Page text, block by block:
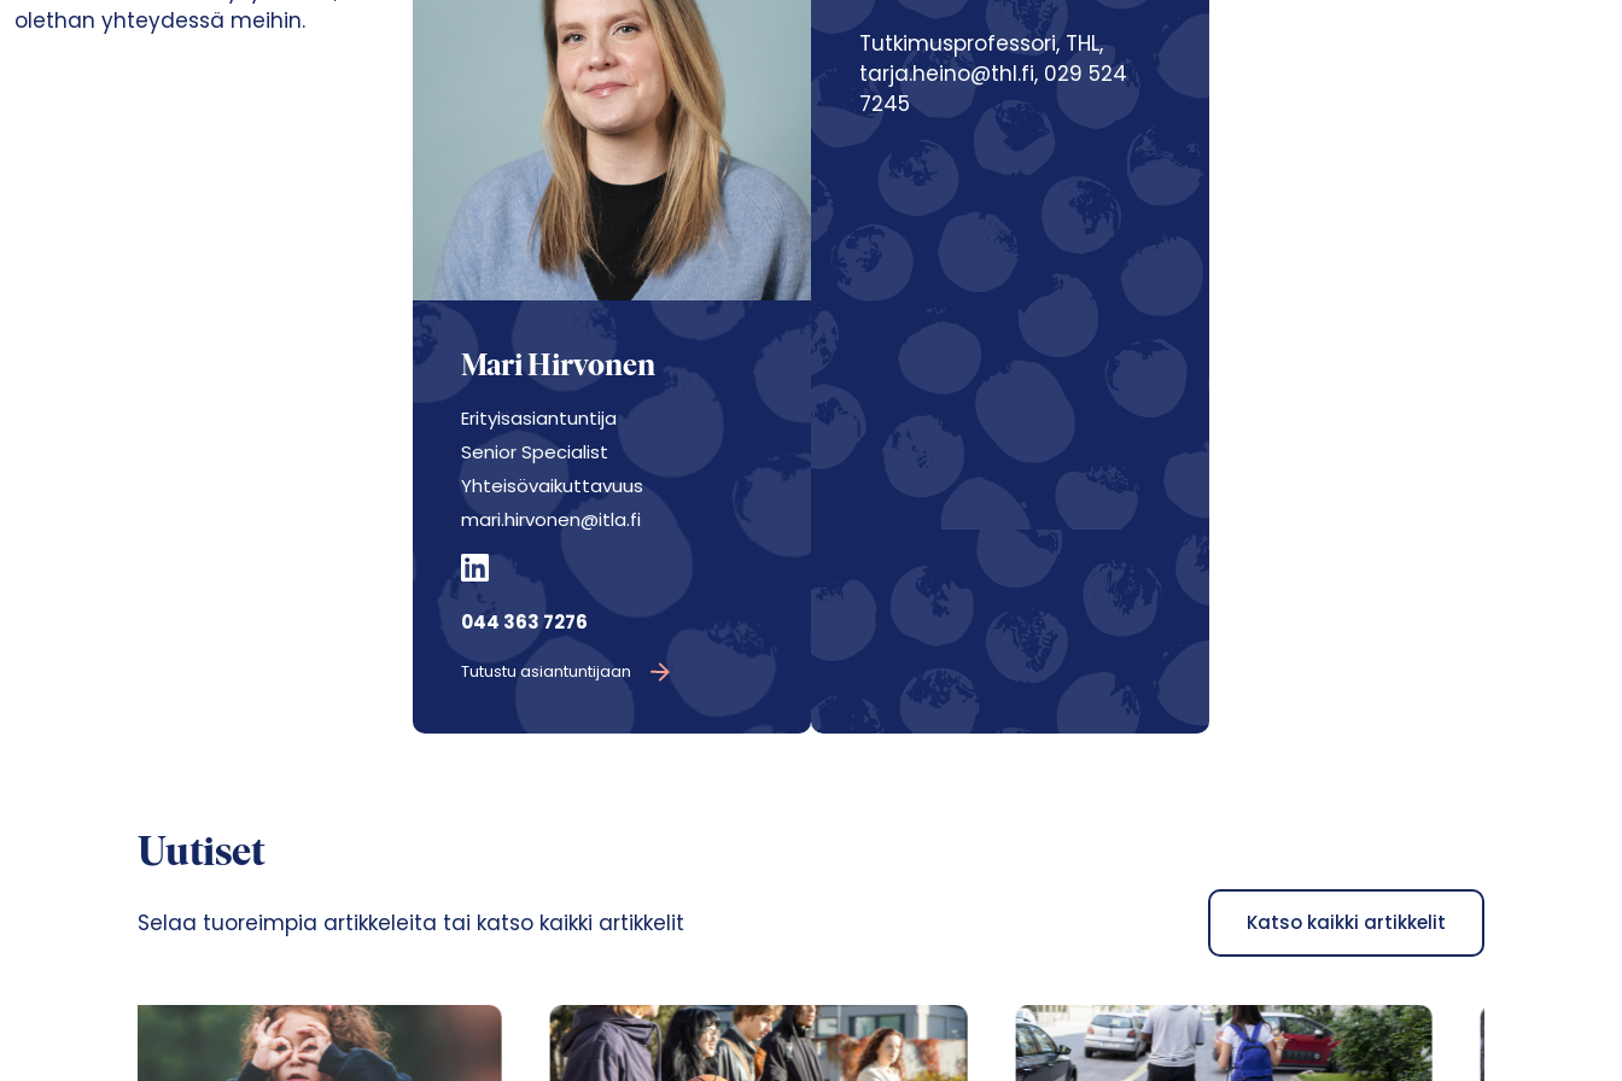
t
olethan yhteydessä meihin.
Mari Hirvonen
Erityisasiantuntija
Senior Specialist
Yhteisövaikuttavuus
mari.hirvonen@itla.fi
044 363 7276
Tutustu asiantuntijaan
Tutkimusprofessori, THL,
tarja.heino@thl.fi, 029 524
7245
Uutiset
Selaa tuoreimpia artikkeleita tai katso kaikki artikkelit Katso kaikki artikkelit